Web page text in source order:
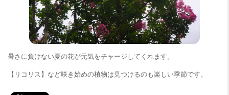
暑さに負けない夏の花が元気をチャージしてくれます。
【リコリス】など咲き始めの植物は見つけるのも楽しい季節です。